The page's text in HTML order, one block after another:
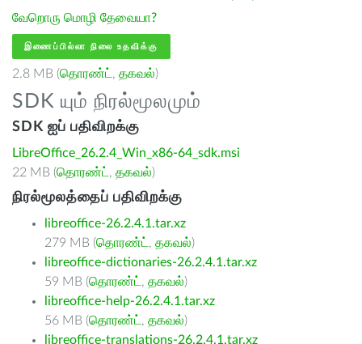
வேறொரு மொழி தேவையா?
இணைப்பில்லா நிலை உதவிக்கு
2.8 MB (தொரண்ட் , தகவல்)
SDK யும் நிரல்மூலமும்
SDK ஐப் பதிவிறக்கு
LibreOffice_26.2.4_Win_x86-64_sdk.msi
22 MB (தொரண்ட் , தகவல்)
நிரல்மூலத்தைப் பதிவிறக்கு
libreoffice-26.2.4.1.tar.xz
279 MB (தொரண்ட் , தகவல்)
libreoffice-dictionaries-26.2.4.1.tar.xz
59 MB (தொரண்ட் , தகவல்)
libreoffice-help-26.2.4.1.tar.xz
56 MB (தொரண்ட் , தகவல்)
libreoffice-translations-26.2.4.1.tar.xz